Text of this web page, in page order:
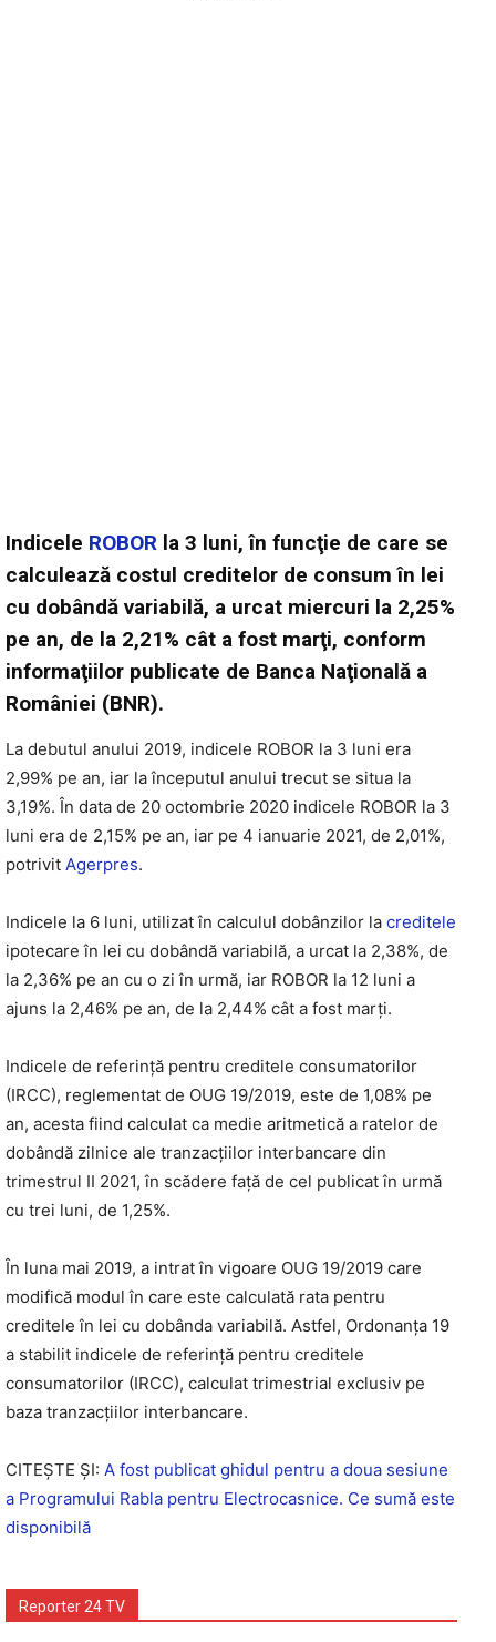
Indicele ROBOR la 3 luni, în funcţie de care se
calculează costul creditelor de consum în lei
cu dobândă variabilă, a urcat miercuri la 2,25%
pe an, de la 2,21% cât a fost marţi, conform
informaţiilor publicate de Banca Naţională a
României (BNR).
La debutul anului 2019, indicele ROBOR la 3 luni era
2,99% pe an, iar la începutul anului trecut se situa la
3,19%. În data de 20 octombrie 2020 indicele ROBOR la 3
luni era de 2,15% pe an, iar pe 4 ianuarie 2021, de 2,01%,
potrivit Agerpres.
Indicele la 6 luni, utilizat în calculul dobânzilor la creditele
ipotecare în lei cu dobândă variabilă, a urcat la 2,38%, de
la 2,36% pe an cu o zi în urmă, iar ROBOR la 12 luni a
ajuns la 2,46% pe an, de la 2,44% cât a fost marţi.
Indicele de referinţă pentru creditele consumatorilor
(IRCC), reglementat de OUG 19/2019, este de 1,08% pe
an, acesta fiind calculat ca medie aritmetică a ratelor de
dobândă zilnice ale tranzacţiilor interbancare din
trimestrul II 2021, în scădere faţă de cel publicat în urmă
cu trei luni, de 1,25%.
În luna mai 2019, a intrat în vigoare OUG 19/2019 care
modifică modul în care este calculată rata pentru
creditele în lei cu dobânda variabilă. Astfel, Ordonanţa 19
a stabilit indicele de referinţă pentru creditele
consumatorilor (IRCC), calculat trimestrial exclusiv pe
baza tranzacţiilor interbancare.
CITEȘTE ȘI: A fost publicat ghidul pentru a doua sesiune
a Programului Rabla pentru Electrocasnice. Ce sumă este
disponibilă
Reporter 24 TV